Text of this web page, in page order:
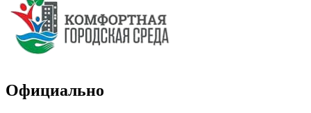
Официально